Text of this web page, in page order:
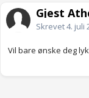
Gjest
Skrevet4. juli
Vil bare ønske deg